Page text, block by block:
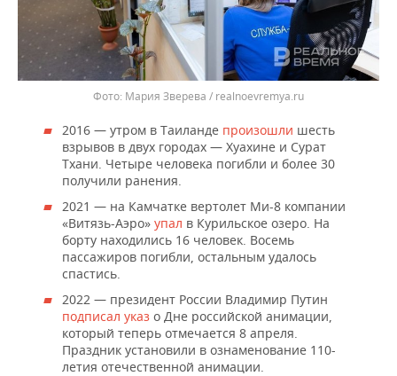
Мария Зверева / realnoevremya.ru
2016 — утром в Таиланде произошли шесть
взрывов в двух городах — Хуахине и Сурат
Тхани. Четыре человека погибли и более 30
получили ранения.
2021 — на Камчатке вертолет Ми-8 компании
«Витязь-Аэро» упал в Курильское озеро. На
борту находились 16 человек. Восемь
пассажиров погибли, остальным удалось
спастись.
2022 — президент России Владимир Путин
подписал указ о Дне российской анимации,
который теперь отмечается 8 апреля.
Праздник установили в ознаменование 110-
летия отечественной анимации.